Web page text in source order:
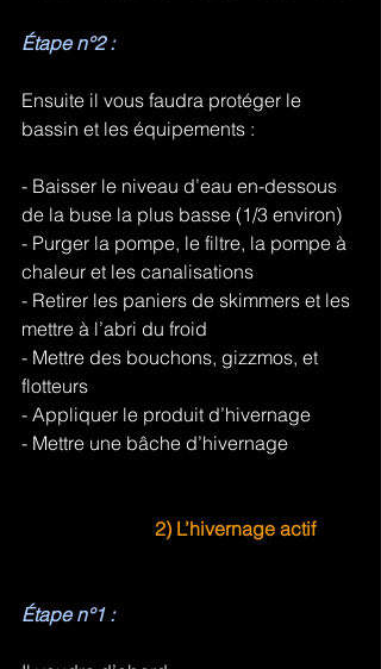
Étape n°2 :
Ensuite il vous faudra protéger le
bassin et les équipements :
- Baisser le niveau d’eau en-dessous
de la buse la plus basse (1/3 environ)
- Purger la pompe, le filtre, la pompe à
chaleur et les canalisations
- Retirer les paniers de skimmers et les
mettre à l’abri du froid
- Mettre des bouchons, gizzmos, et
flotteurs
- Appliquer le produit d’hivernage
- Mettre une bâche d’hivernage
2) L’hivernage actif
Étape n°1 :